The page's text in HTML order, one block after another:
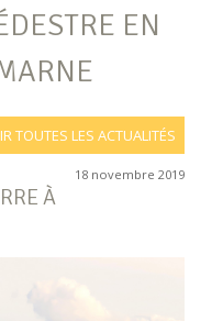
EN
TOUTES LES ACTUALITÉS
À
18 novembre 2019